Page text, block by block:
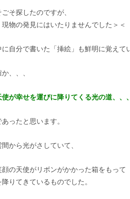
そ探したのですが、
物の発見にはいたりませんでした＞＜
自分で書いた「挿絵」も鮮明に覚えて
、、、
が幸せを運びに降りてくる光の道、、、
ったと思います。
から光がさしていて、
の天使がリボンがかかった箱をもって
降りてきているものでした。